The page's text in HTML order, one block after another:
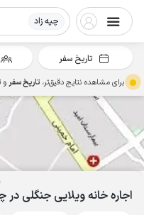
چپه زاد
اجاره خانه ویلایی جنگلی در
تاریخ سفر
برای مشاهده نتایج دقیق‌تر، تاریخ سفرو